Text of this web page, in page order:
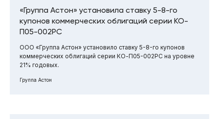
«Группа Астон» установила ставку 5-8-го
купонов коммерческих облигаций серии КО-
П05-002РС
ООО «Группа Астон» установило ставку 5-8-го купонов
коммерческих облигаций серии КО-П05-002РС на уровне
21% годовых.
Группа Астон